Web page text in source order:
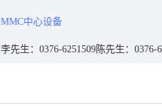
MMC中心设备
李先生：0376-6251509陈先生：0376-